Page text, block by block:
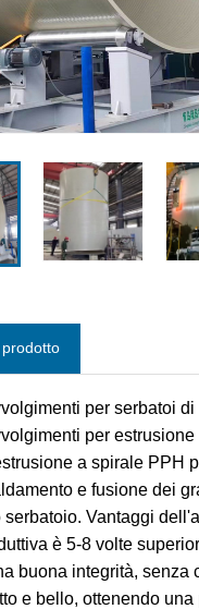
per serbatoi
per
a spirale PPH
e fusione dei
serbatoio. Vantaggi
è 5-8 volte
buona integrità,
e bello, ottenendo